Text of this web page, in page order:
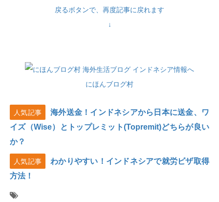
戻るボタンで、再度記事に戻れます
↓
にほんブログ村
人気記事
海外送金！インドネシアから日本に送金、ワ
イズ（Wise）とトップレミット(Topremit)どちらが良い
か？
人気記事
わかりやすい！インドネシアで就労ビザ取得
方法！